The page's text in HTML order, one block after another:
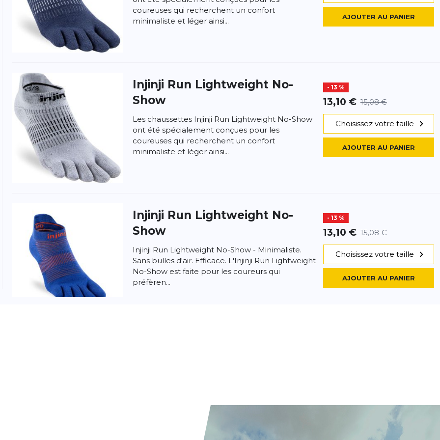
la politique de confidentialité etles conditions
coureuses qui recherchent un confort
minimaliste et léger ainsi...
AJOUTER AU PANIER
Injinji Run Lightweight No-
Show
- 13 %
13,10 € 15,08 €
Les chaussettes Injinji Run Lightweight No-Show
ont été spécialement conçues pour les
coureuses qui recherchent un confort
minimaliste et léger ainsi...
Choisissez votre taille
AJOUTER AU PANIER
Injinji Run Lightweight No-
Show
- 13 %
13,10 € 15,08 €
Injinji Run Lightweight No-Show - Minimaliste.
Sans bulles d'air. Efficace. L'Injinji Run Lightweight
No-Show est faite pour les coureurs qui
préfèren...
Choisissez votre taille
AJOUTER AU PANIER